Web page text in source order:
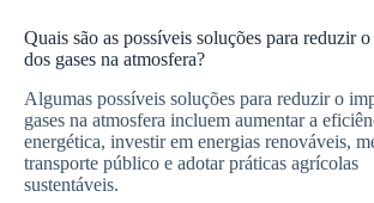
Quais são as possíveis soluções para reduzir
dos gases na atmosfera?
Algumas possíveis soluções para reduzir o
gases na atmosfera incluem aumentar a
energética, investir em energias renováveis,
transporte público e adotar práticas agrícolas
sustentáveis.